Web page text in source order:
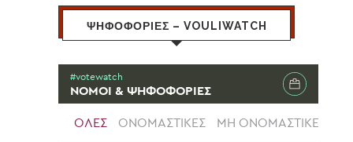
ΨΗΦΟΦΟΡΙΕΣ – VOULIWATCH